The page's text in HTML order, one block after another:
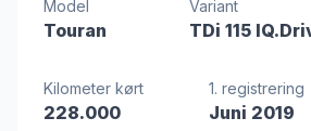
Model
Touran
Variant
TDi 115
Kilometer kørt
228.000
1. registrering
Juni 2019